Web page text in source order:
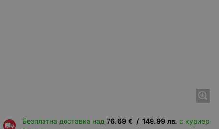
Безплатна доставка над 76.69 € / 149.99 лв. с куриер